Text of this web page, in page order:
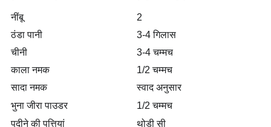
नींबू
2
ठंडा पानी
3-4 गिलास
चीनी
3-4 चम्मच
काला नमक
1/2 चम्मच
सादा नमक
स्वाद अनुसार
भुना जीरा पाउडर
1/2 चम्मच
पुदीने की पत्तियां
थोड़ी सी